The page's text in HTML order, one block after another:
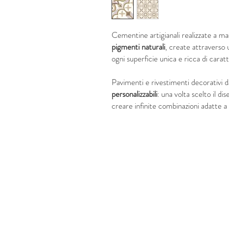
Cementine artigianali realizzate a
pigmenti naturali, create attraverso
ogni superficie unica e ricca di
Pavimenti e rivestimenti decorativi
personalizzabili: una volta scelto il
creare infinite combinazioni adatte